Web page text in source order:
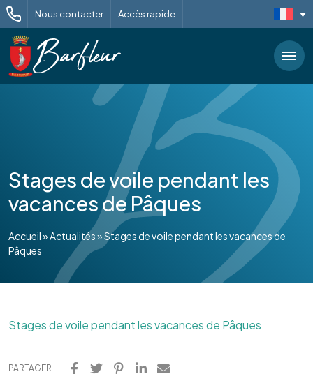
Nous contacter Accès rapide
Stages de voile pendant les
vacances de Pâques
Accueil»Actualités»Stages de voile pendant les vacances de
Pâques
Stages de voile pendant les vacances de Pâques
PARTAGER